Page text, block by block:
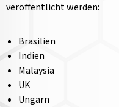
veröffentlicht werden:
Brasilien
Indien
Malaysia
UK
Ungarn